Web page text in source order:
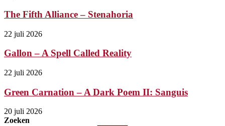
The Fifth Alliance – Stenahoria
22 juli 2026
Gallon – A Spell Called Reality
22 juli 2026
Green Carnation – A Dark Poem II: Sanguis
20 juli 2026
Zoeken